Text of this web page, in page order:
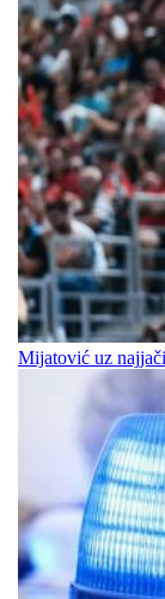
Mijatović uz